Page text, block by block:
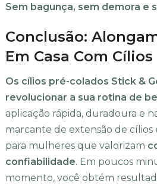
Sem bagunça, sem demora e
Conclusão:
Em Casa Com
Os cílios pré-colados Stick &
revolucionar a sua rotina de
aplicação rápida, duradoura e
marcante de extensão de cílios
para mulheres que valorizam
confiabilidade. Em poucos
momento, você obtém